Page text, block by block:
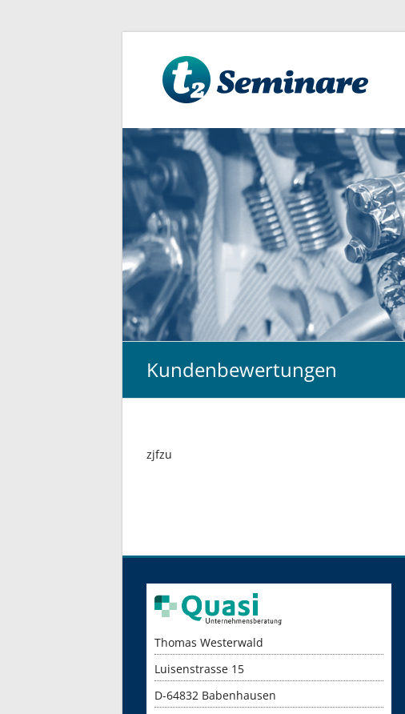
t2
Seminare
und
Durchführung,
Beratung,
Schulung,
Training,
Coaching.
Kundenbewertungen
zjfzu
Thomas Westerwald
Luisenstrasse 15
D-64832 Babenhausen